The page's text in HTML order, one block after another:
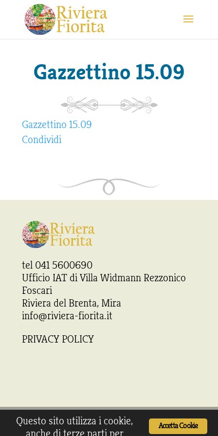
Gazzettino 15.09
Gazzettino 15.09
Condividi
tel 041 5600690
Ufficio IAT di Villa Widmann Rezzonico
Foscari
Riviera del Brenta, Mira
info@riviera-fiorita.it
PRIVACY POLICY
Accetta Cookie
Questo sito utilizza i cookie,